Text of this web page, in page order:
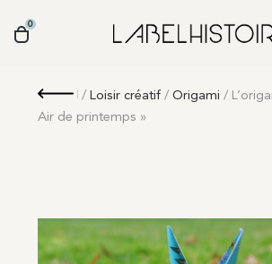
0
Retour
/ Loisir créatif /Origami /
Air de printemps »